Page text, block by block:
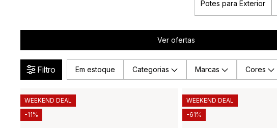
Potes para Exterior
Ver ofertas
Filtro Em estoque Categorias Marcas Cores
WEEKEND DEAL
-11%
WEEKEND DEAL
-61%